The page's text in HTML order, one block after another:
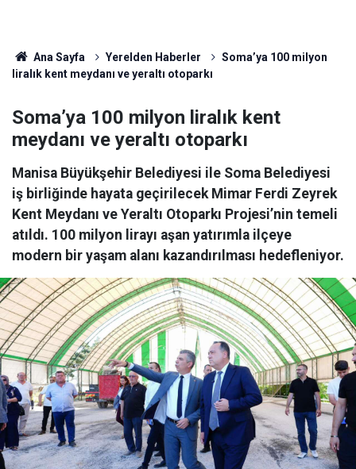
Ana Sayfa Yerelden Haberler
Soma’ya 100 milyon
liralık kent meydanı ve yeraltı otoparkı
Soma’ya 100 milyon liralık kent
meydanı ve yeraltı otoparkı
Manisa Büyükşehir Belediyesi ile Soma Belediyesi
iş birliğinde hayata geçirilecek Mimar Ferdi Zeyrek
Kent Meydanı ve Yeraltı Otoparkı Projesi’nin temeli
atıldı. 100 milyon lirayı aşan yatırımla ilçeye
modern bir yaşam alanı kazandırılması hedefleniyor.